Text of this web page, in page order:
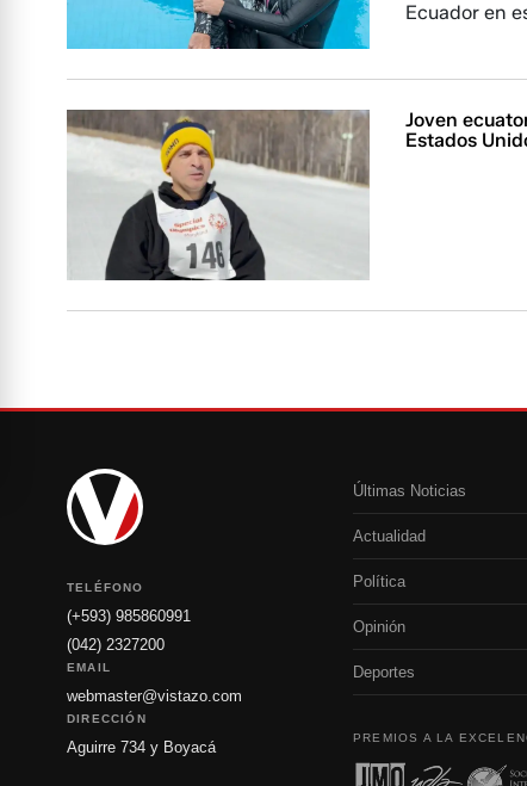
Ecuador en
Joven
Estados
TELÉFONO
(+593) 985860991
(042) 2327200
EMAIL
webmaster@vistazo.com
DIRECCIÓN
Aguirre 734 y Boyacá
Últimas Noticias
Actualidad
Política
Opinión
Deportes
PREMIOS A LA